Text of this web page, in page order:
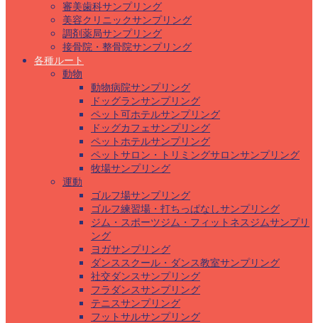
審美歯科サンプリング
美容クリニックサンプリング
調剤薬局サンプリング
接骨院・整骨院サンプリング
各種ルート
動物
動物病院サンプリング
ドッグランサンプリング
ペット可ホテルサンプリング
ドッグカフェサンプリング
ペットホテルサンプリング
ペットサロン・トリミングサロンサンプリング
牧場サンプリング
運動
ゴルフ場サンプリング
ゴルフ練習場・打ちっぱなしサンプリング
ジム・スポーツジム・フィットネスジムサンプリ
ング
ヨガサンプリング
ダンススクール・ダンス教室サンプリング
社交ダンスサンプリング
フラダンスサンプリング
テニスサンプリング
フットサルサンプリング